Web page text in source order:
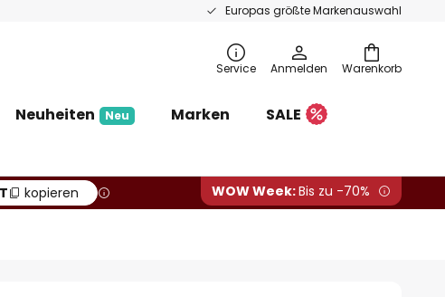
Europas größte Markenauswahl
Warenkorb
Service Anmelden
Neuheiten Neu Marken
SALE
kopieren WOW Week:Bis zu -70%